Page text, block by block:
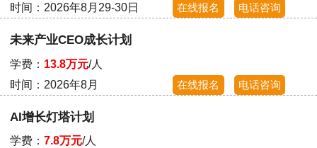
时间：2026年8月29-30日
在线报名 电话咨询
未来产业CEO成长计划
学费： 13.8万元/人
时间：2026年8月
在线报名 电话咨询
AI增长灯塔计划
学费：7.8万元/人